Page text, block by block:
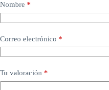
Nombre *
Correo electrónico *
Tu valoración *